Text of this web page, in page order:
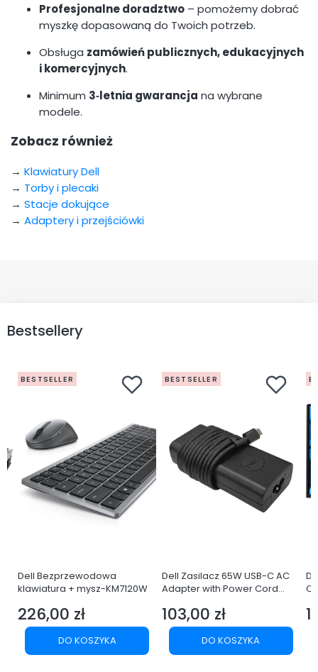
Profesjonalne doradztwo – pomożemy dobrać
myszkę dopasowaną do Twoich potrzeb.
Obsługa zamówień publicznych, edukacyjnych
i komercyjnych.
Minimum 3‑letnia gwarancja na wybrane
modele.
Zobacz również
→ Klawiatury Dell
→ Torby i plecaki
→ Stacje dokujące
→ Adaptery i przejściówki
Bestsellery
BESTSELLER
Dell Bezprzewodowa
klawiatura + mysz-KM7120W
Cena
226,00 zł
DO KOSZYKA
BESTSELLER
Dell Zasilacz 65W USB-C AC
Adapter with Power Cord
Cena
103,00 zł
DO KOSZYKA